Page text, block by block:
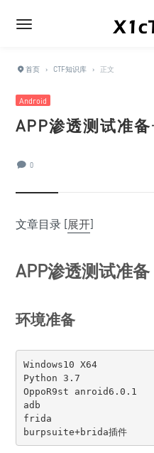
首页 › CTF知识库 › 正文
Android
APP渗透测试准备
0
文章目录 [展开]
APP渗透测试准备
环境准备
Windows10 X64
Python 3.7
OppoR9st anroid6.0.1
adb
frida
burpsuite+brida插件